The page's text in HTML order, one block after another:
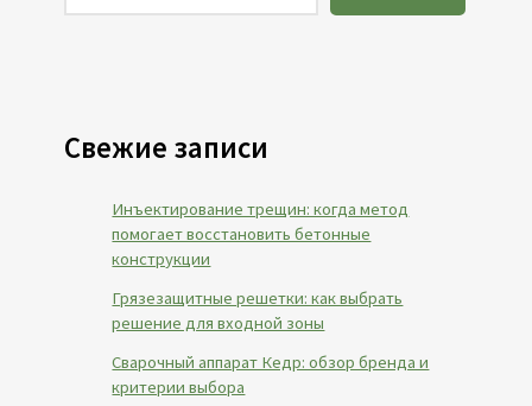
Свежие записи
Инъектирование трещин: когда метод
помогает восстановить бетонные
конструкции
Грязезащитные решетки: как выбрать
решение для входной зоны
Сварочный аппарат Кедр: обзор бренда и
критерии выбора